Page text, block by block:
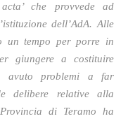
che provvede ad
dell’AdA. Alle
un tempo per porre in
giungere a costituire
avuto problemi a far
delibere relative alla
di Teramo ha